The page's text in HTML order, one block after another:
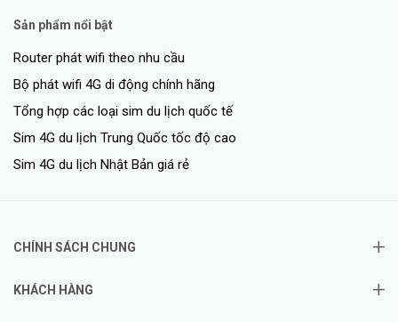
Sản phẩm nổi bật
Router phát wifi theo nhu cầu
Bộ phát wifi 4G di động chính hãng
Tổng hợp các loại sim du lịch quốc tế
Sim 4G du lịch Trung Quốc tốc độ cao
Sim 4G du lịch Nhật Bản giá rẻ
CHÍNH SÁCH CHUNG
KHÁCH HÀNG